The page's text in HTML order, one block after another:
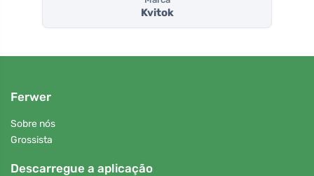
Kvitok
Ferwer
Sobre nós
Grossista
Descarregue a aplicação